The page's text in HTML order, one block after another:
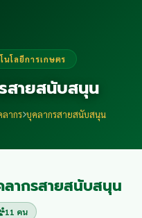
โลยีการเกษตร
สายสนับสนุน
ากร บุคลากรสายสนับสนุน
ากรสายสนับสนุน
11 คน